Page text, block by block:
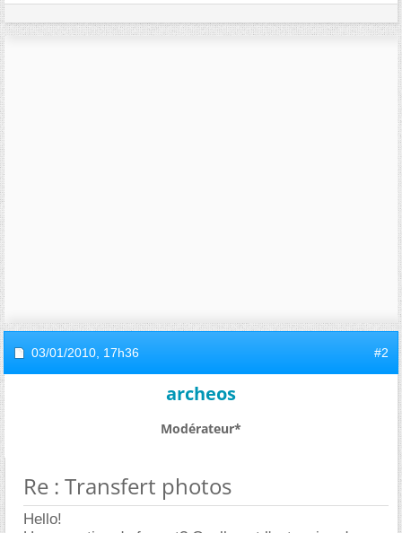
03/01/2010, 17h36 #2
archeos
Modérateur*
Re : Transfert photos
Hello!